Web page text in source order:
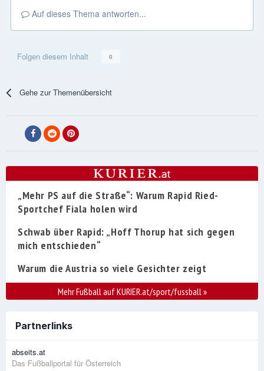
Auf dieses Thema antworten...
Folgen diesem Inhalt 0
Gehe zur Themenübersicht
„Mehr PS auf die Straße“: Warum Rapid Ried-
Sportchef Fiala holen wird
Schwab über Rapid: „Hoff Thorup hat sich gegen
mich entschieden“
Warum die Austria so viele Gesichter zeigt
Mehr Fußball auf KURIER.at/sport/fussball»
Partnerlinks
abseits.at
Das Fußballportal für Österreich